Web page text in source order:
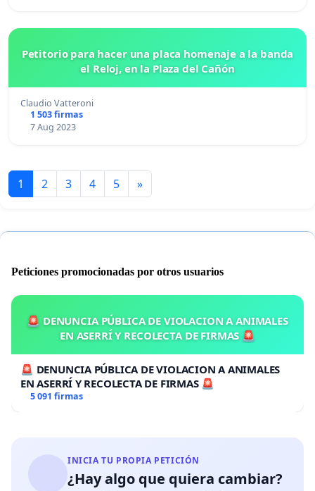
Petitorio para hacer una placa homenaje a la banda
el Reloj, en la Plaza del Cañón
Claudio Vatteroni
1 503 firmas
7 Aug 2023
1 2 3 4 5 »
Peticiones promocionadas por otros usuarios
🚨 DENUNCIA PÚBLICA DE VIOLACION A ANIMALES
EN ASERRÍ Y RECOLECTA DE FIRMAS 🚨
🚨 DENUNCIA PÚBLICA DE VIOLACION A ANIMALES
EN ASERRÍ Y RECOLECTA DE FIRMAS 🚨
5 091 firmas
INICIA TU PROPIA PETICIÓN
¿Hay algo que quiera cambiar?